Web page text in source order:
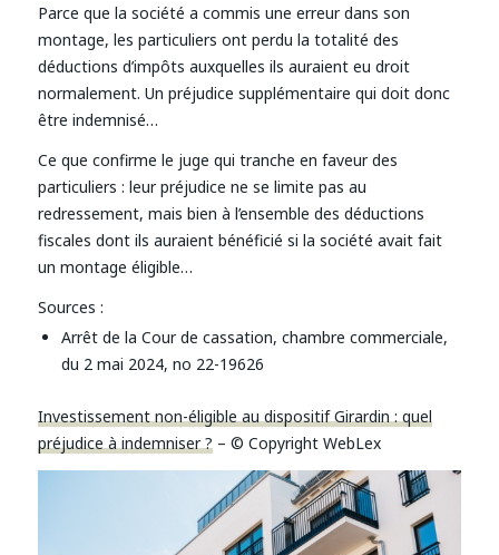
Parce que la société a commis une erreur dans son
montage, les particuliers ont perdu la totalité des
déductions d’impôts auxquelles ils auraient eu droit
normalement. Un préjudice supplémentaire qui doit donc
être indemnisé…
Ce que confirme le juge qui tranche en faveur des
particuliers : leur préjudice ne se limite pas au
redressement, mais bien à l’ensemble des déductions
fiscales dont ils auraient bénéficié si la société avait fait
un montage éligible…
Sources :
Arrêt de la Cour de cassation, chambre commerciale,
du 2 mai 2024, no 22-19626
Investissement non-éligible au dispositif Girardin : quel
préjudice à indemniser ? – © Copyright WebLex